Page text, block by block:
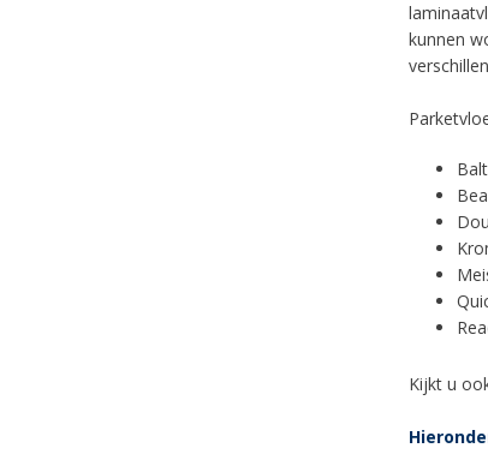
kunnen
Kijkt u